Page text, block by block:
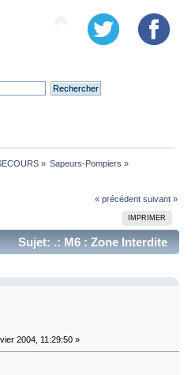
» Sapeurs-Pompiers »
« précédent suivant »
IMPRIMER
Sujet: .: M6 : Zone Interdite
2004, 11:29:50 »